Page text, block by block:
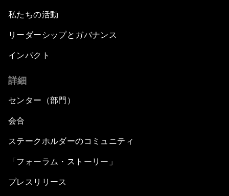
私たちの活動
リーダーシップとガバナンス
インパクト
詳細
センター（部門）
会合
ステークホルダーのコミュニティ
「フォーラム・ストーリー」
プレスリリース